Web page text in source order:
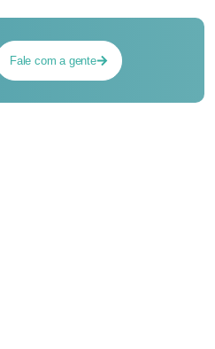
Fale com a gente